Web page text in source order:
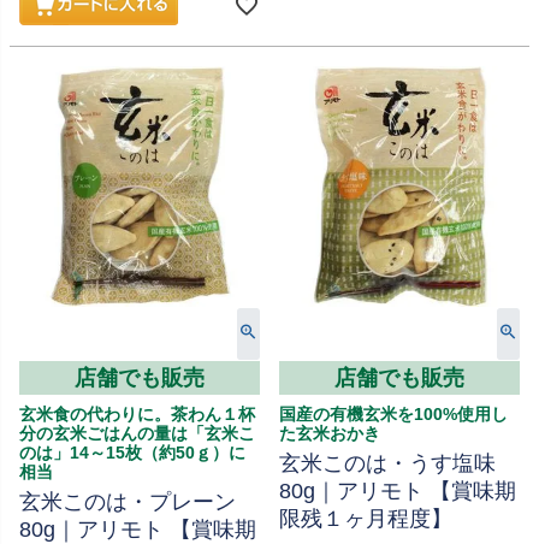
店舗でも販売
玄米食の代わりに。茶わん１杯
分の玄米ごはんの量は「玄米こ
のは」14～15枚（約50ｇ）に
相当
玄米このは・プレーン
80g｜アリモト 【賞味期
店舗でも販売
国産の有機玄米を100%使用し
た玄米おかき
玄米このは・うす塩味
80g｜アリモト 【賞味期
限残１ヶ月程度】